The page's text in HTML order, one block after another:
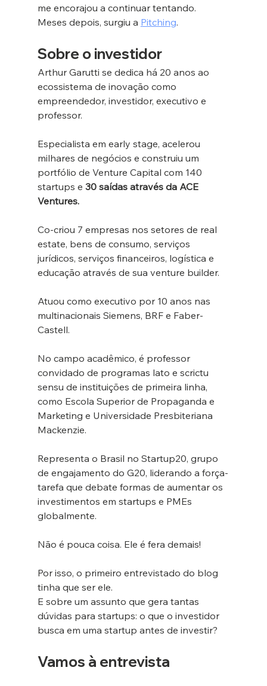
me encorajou a continuar tentando.
Meses depois, surgiu a Pitching.
Sobre o investidor
Arthur Garutti se dedica há 20 anos ao
ecossistema de inovação como
empreendedor, investidor, executivo e
professor.
Especialista em early stage, acelerou
milhares de negócios e construiu um
portfólio de Venture Capital com 140
startups e 30 saídas através da ACE
Ventures.
Co-criou 7 empresas nos setores de real
estate, bens de consumo, serviços
jurídicos, serviços financeiros, logística e
educação através de sua venture builder.
Atuou como executivo por 10 anos nas
multinacionais Siemens, BRF e Faber-
Castell.
No campo acadêmico, é professor
convidado de programas lato e scrictu
sensu de instituições de primeira linha,
como Escola Superior de Propaganda e
Marketing e Universidade Presbiteriana
Mackenzie.
Representa o Brasil no Startup20, grupo
de engajamento do G20, liderando a força-
tarefa que debate formas de aumentar os
investimentos em startups e PMEs
globalmente.
Não é pouca coisa. Ele é fera demais!
Por isso, o primeiro entrevistado do blog
tinha que ser ele.
E sobre um assunto que gera tantas
dúvidas para startups: o que o investidor
busca em uma startup antes de investir?
Vamos à entrevista